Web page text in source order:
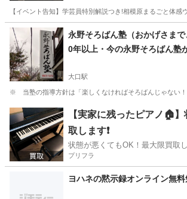
【イベント告知】学芸員特別解説つき!相模原まるごと体
神奈川 相模原市 淵野辺駅 その他 米軍基地
永野そろばん塾（おかげさま
0年以上・今の永野そろばん塾
当塾を支えてくれた生徒一人
この出逢いと···ご縁に···感謝
です。）あの吉永小百合さん·
大口駅
※ 当塾の指導方針は「楽しくなければそろばんじ
神奈川 横浜市 大口駅 幼児教育 そろばん
【実家に残ったピアノ🏠
取します❗️
状態が悪くてもOK！最大限買取
プリフラ
ヨハネの黙示録オンライン無